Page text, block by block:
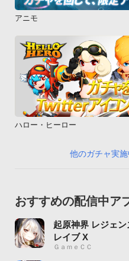
アニモ
ハロー・ヒーロー
他のガチャ実
おすすめの配信中ア
起原神界 レジェ
レイブ X
ＧａｍｅＣＣ